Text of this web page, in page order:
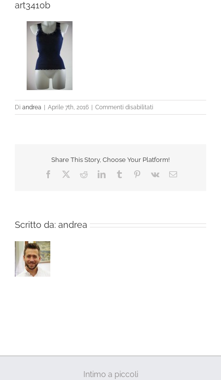
art3410b
Di andrea Aprile 7th, 2016 Commenti disabilitati
art3410b
Share This Story, Choose Your Platform!
Facebook RedditLinkedInTumblr Pinterest
Vk Email
Scritto da: andrea
Intimo a piccoli